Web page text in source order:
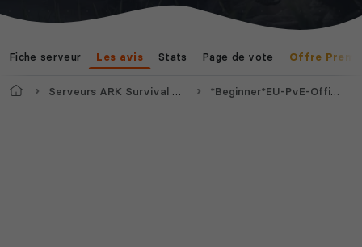
Myth of Empires Enshrouded
Voir tous les
Fiche serveur Les avis Stats Page de vote Offre
AccueilServeurs ARK Survival Evolved *Beginner*EU-PvE-Official-Aquatica